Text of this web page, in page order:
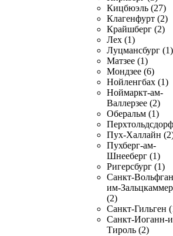
Кицбюэль (27)
Клагенфурт (2)
Крайшберг (2)
Лех (1)
Луцмансбург (1)
Матзее (1)
Мондзее (6)
Нойленгбах (1)
Ноймаркт-ам-
Валлерзее (2)
Оберальм (1)
Пух-Халлайн
Пухберг-ам-
Шнееберг (1)
Ригерсбург (1)
Санкт-
им-
(2)
Санкт-Гильген
Санкт-Иоганн-
Тироль (2)